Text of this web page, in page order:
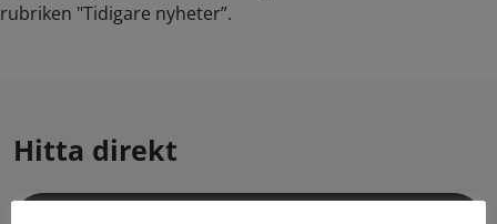
rubriken "Tidigare nyheter”.
Hitta direkt